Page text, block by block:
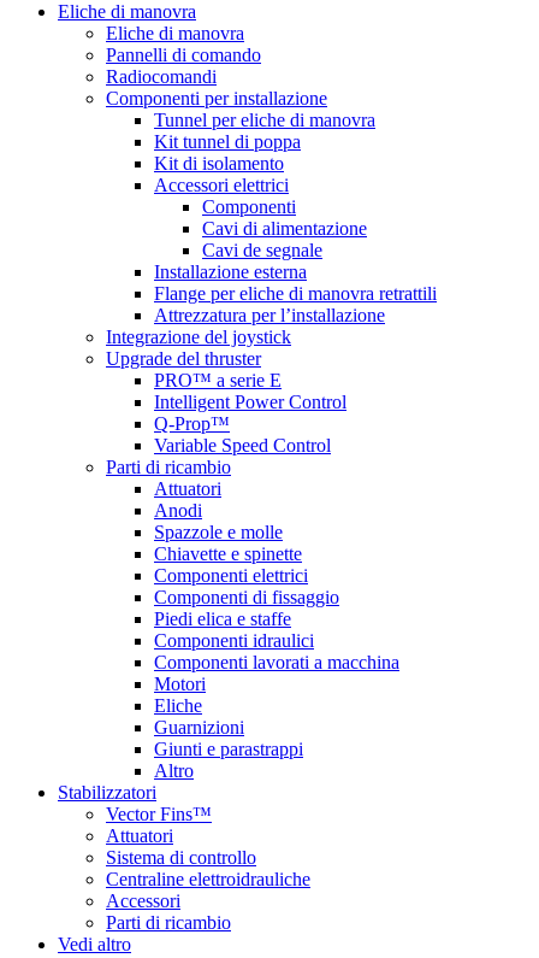
Eliche di manovra
Eliche di manovra
Pannelli di comando
Radiocomandi
Componenti per installazione
Tunnel per eliche di manovra
Kit tunnel di poppa
Kit di isolamento
Accessori elettrici
Componenti
Cavi di alimentazione
Cavi de segnale
Installazione esterna
Flange per eliche di manovra retrattili
Attrezzatura per l’installazione
Integrazione del joystick
Upgrade del thruster
PRO™ a serie E
Intelligent Power Control
Q-Prop™
Variable Speed Control
Parti di ricambio
Attuatori
Anodi
Spazzole e molle
Chiavette e spinette
Componenti elettrici
Componenti di fissaggio
Piedi elica e staffe
Componenti idraulici
Componenti lavorati a macchina
Motori
Eliche
Guarnizioni
Giunti e parastrappi
Altro
Stabilizzatori
Vector Fins™
Attuatori
Sistema di controllo
Centraline elettroidrauliche
Accessori
Parti di ricambio
Vedi altro